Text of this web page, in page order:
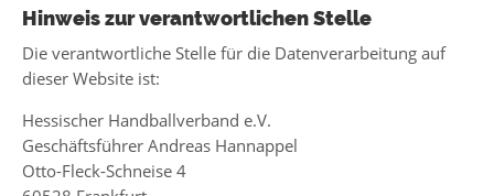
Hinweis zur verantwortlichen Stelle
Die verantwortliche Stelle für die Datenverarbeitung auf
dieser Website ist:
Hessischer Handballverband e.V.
Geschäftsführer Andreas Hannappel
Otto-Fleck-Schneise 4